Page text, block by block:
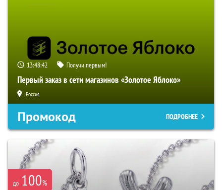
13:48:41 Получи первым!
Первый заказ в сети магазинов «Золотое Яблоко»
Россия
Промокод ПОДРОБНЕЕ
до 100%